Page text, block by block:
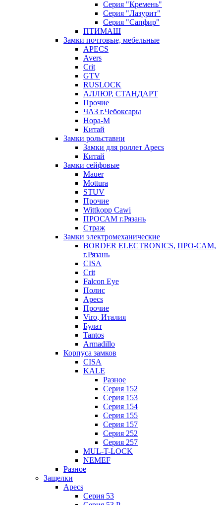
Серия "Кремень"
Серия "Лазурит"
Серия "Сапфир"
ПТИМАШ
Замки почтовые, мебельные
APECS
Avers
Crit
GTV
RUSLOCK
АЛЛЮР, СТАНДАРТ
Прочие
ЧАЗ г.Чебоксары
Нора-М
Китай
Замки рольставни
Замки для роллет Apecs
Китай
Замки сейфовые
Mauer
Mottura
STUV
Прочие
Wittkopp Cawi
ПРОСАМ г.Рязань
Страж
Замки электромеханические
BORDER ELECTRONICS, ПРО-САМ,
г.Рязань
CISA
Crit
Falcon Eye
Полис
Apecs
Прочие
Viro, Италия
Булат
Tantos
Armadillo
Корпуса замков
CISA
KALE
Разное
Серия 152
Серия 153
Серия 154
Серия 155
Серия 157
Серия 252
Серия 257
MUL-T-LOCK
NEMEF
Разное
Защелки
Apecs
Серия 53